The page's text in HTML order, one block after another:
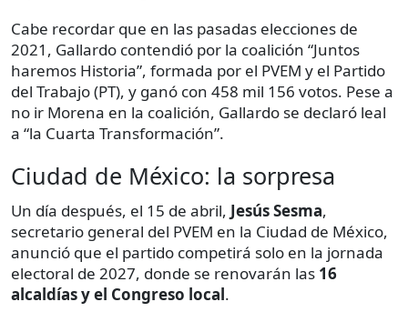
Cabe recordar que en las pasadas elecciones de
2021, Gallardo contendió por la coalición “Juntos
haremos Historia”, formada por el PVEM y el Partido
del Trabajo (PT), y ganó con 458 mil 156 votos. Pese a
no ir Morena en la coalición, Gallardo se declaró leal
a “la Cuarta Transformación”.
Ciudad de México: la sorpresa
Un día después, el 15 de abril, Jesús Sesma,
secretario general del PVEM en la Ciudad de México,
anunció que el partido competirá solo en la jornada
electoral de 2027, donde se renovarán las 16
alcaldías y el Congreso local.